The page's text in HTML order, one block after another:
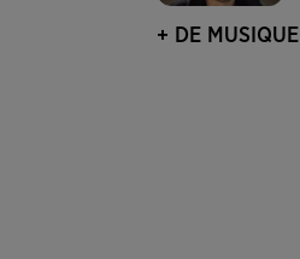
+ DE MUSIQUE